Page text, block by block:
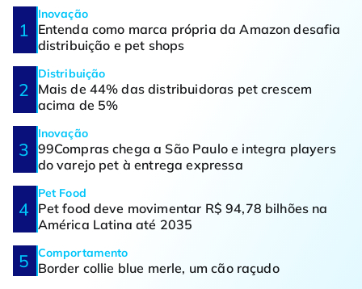
Inovação
Entenda como marca própria da Amazon desafia
distribuição e pet shops
Distribuição
Mais de 44% das distribuidoras pet crescem
acima de 5%
Inovação
99Compras chega a São Paulo e integra players
do varejo pet à entrega expressa
Pet Food
Pet food deve movimentar R$ 94,78 bilhões na
América Latina até 2035
Comportamento
Border collie blue merle, um cão raçudo